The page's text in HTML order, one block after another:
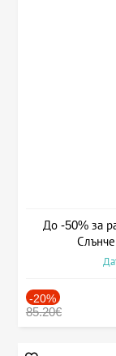
До -50% за
-20%
85.20€